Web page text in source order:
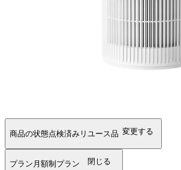
商品の状態点検済みリユース品 変更する
プラン 月額制プラン 閉じる